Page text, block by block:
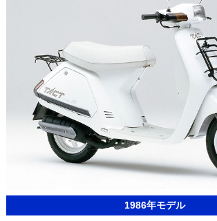
1986年モデル